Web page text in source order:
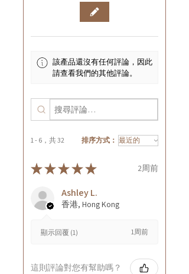
該產品還沒有任何評論，因此
請查看我們的其他評論。
1 - 6，共 32 排序方式：
★★★★★ 2周前
Ashley L.
香港, Hong Kong
顯示回覆 (1) 1周前
這則評論對您有幫助嗎？